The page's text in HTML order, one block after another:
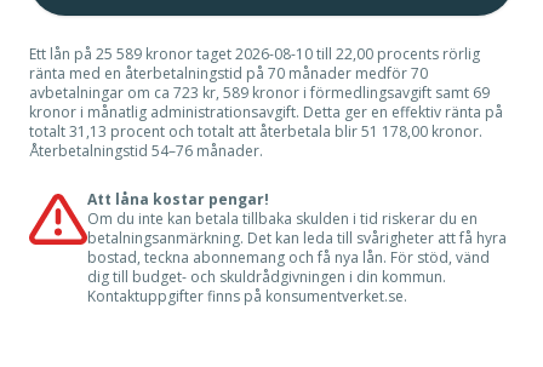
Ett lån på 25 589 kronor taget 2026-08-10 till 22,00 procents rörlig
ränta med en återbetalningstid på 70 månader medför 70
avbetalningar om ca 723 kr, 589 kronor i förmedlingsavgift samt 69
kronor i månatlig administrationsavgift. Detta ger en effektiv ränta på
totalt 31,13 procent och totalt att återbetala blir 51 178,00 kronor.
Återbetalningstid 54–76 månader.
Att låna kostar pengar!
Om du inte kan betala tillbaka skulden i tid riskerar du en
betalningsanmärkning. Det kan leda till svårigheter att få hyra
bostad, teckna abonnemang och få nya lån. För stöd, vänd
dig till budget- och skuldrådgivningen i din kommun.
Kontaktuppgifter finns på konsumentverket.se.